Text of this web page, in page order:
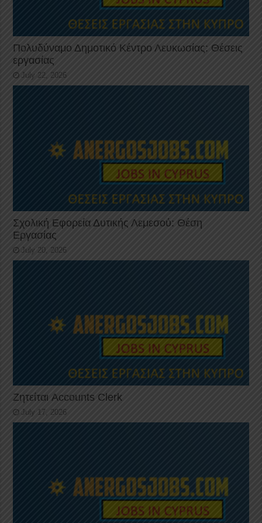
Πολυδύναμο Δημοτικό Κέντρο Λευκωσίας: Θέσεις
εργασίας
July 22, 2026
Σχολική Εφορεία Δυτικής Λεμεσού: Θέση
Εργασίας
July 20, 2026
Ζητείται Accounts Clerk
July 17, 2026